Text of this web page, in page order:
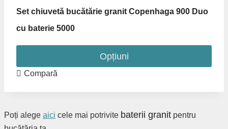
produsului.
Set chiuvetă bucătărie granit Copenhaga 900 Duo
cu baterie 5000
Opțiuni
Acest
mai
multe
Compară
Poți alege aici cele mai potrivite baterii granit pentru